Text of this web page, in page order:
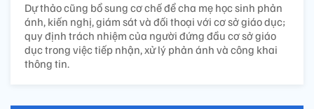
Dự thảo cũng bổ sung cơ chế để cha mẹ học sinh phản
ánh, kiến nghị, giám sát và đối thoại với cơ sở giáo dục;
quy định trách nhiệm của người đứng đầu cơ sở giáo
dục trong việc tiếp nhận, xử lý phản ánh và công khai
thông tin.